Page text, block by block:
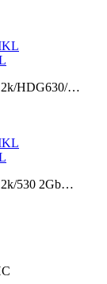
HDG630/…
530 2Gb…